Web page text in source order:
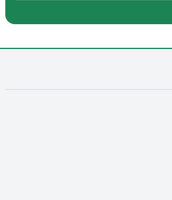
opens in
opens
opens in
opens in new